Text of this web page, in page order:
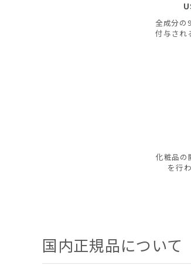
全成分の
付与され
化粧品の
を行
国内正規品について